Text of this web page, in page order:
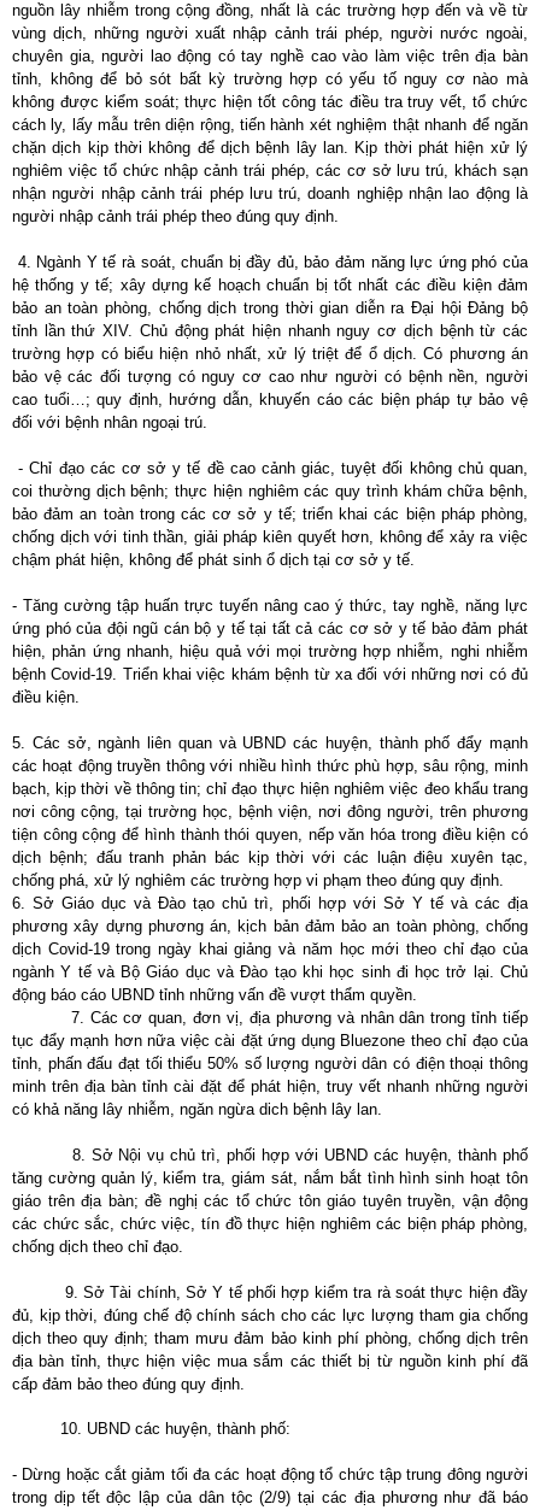
nguồn lây nhiễm trong cộng đồng, nhất là các trường hợp đến và về từ
vùng dịch, những người xuất nhập cảnh trái phép, người nước ngoài,
chuyên gia, người lao động có tay nghề cao vào làm việc trên địa bàn
tỉnh, không để bỏ sót bất kỳ trường hợp có yếu tố nguy cơ nào mà
không được kiểm soát; thực hiện tốt công tác điều tra truy vết, tổ chức
cách ly, lấy mẫu trên diện rộng, tiến hành xét nghiệm thật nhanh để ngăn
chặn dịch kịp thời không để dịch bệnh lây lan. Kịp thời phát hiện xử lý
nghiêm việc tổ chức nhập cảnh trái phép, các cơ sở lưu trú, khách sạn
nhận người nhập cảnh trái phép lưu trú, doanh nghiệp nhận lao động là
người nhập cảnh trái phép theo đúng quy định.
4. Ngành Y tế rà soát, chuẩn bị đầy đủ, bảo đảm năng lực ứng phó của
hệ thống y tế; xây dựng kế hoạch chuẩn bị tốt nhất các điều kiện đảm
bảo an toàn phòng, chống dịch trong thời gian diễn ra Đại hội Đảng bộ
tỉnh lần thứ XIV. Chủ động phát hiện nhanh nguy cơ dịch bệnh từ các
trường hợp có biểu hiện nhỏ nhất, xử lý triệt để ổ dịch. Có phương án
bảo vệ các đối tượng có nguy cơ cao như người có bệnh nền, người
cao tuổi…; quy định, hướng dẫn, khuyến cáo các biện pháp tự bảo vệ
đối với bệnh nhân ngoại trú.
- Chỉ đạo các cơ sở y tế đề cao cảnh giác, tuyệt đối không chủ quan,
coi thường dịch bệnh; thực hiện nghiêm các quy trình khám chữa bệnh,
bảo đảm an toàn trong các cơ sở y tế; triển khai các biện pháp phòng,
chống dịch với tinh thần, giải pháp kiên quyết hơn, không để xảy ra việc
chậm phát hiện, không để phát sinh ổ dịch tại cơ sở y tế.
- Tăng cường tập huấn trực tuyến nâng cao ý thức, tay nghề, năng lực
ứng phó của đội ngũ cán bộ y tế tại tất cả các cơ sở y tế bảo đảm phát
hiện, phản ứng nhanh, hiệu quả với mọi trường hợp nhiễm, nghi nhiễm
bệnh Covid-19. Triển khai việc khám bệnh từ xa đối với những nơi có đủ
điều kiện.
5. Các sở, ngành liên quan và UBND các huyện, thành phố đẩy mạnh
các hoạt động truyền thông với nhiều hình thức phù hợp, sâu rộng, minh
bạch, kịp thời về thông tin; chỉ đạo thực hiện nghiêm việc đeo khẩu trang
nơi công cộng, tại trường học, bệnh viện, nơi đông người, trên phương
tiện công cộng để hình thành thói quyen, nếp văn hóa trong điều kiện có
dịch bệnh; đấu tranh phản bác kịp thời với các luận điệu xuyên tạc,
chống phá, xử lý nghiêm các trường hợp vi phạm theo đúng quy định.
6. Sở Giáo dục và Đào tạo chủ trì, phối hợp với Sở Y tế và các địa
phương xây dựng phương án, kịch bản đảm bảo an toàn phòng, chống
dịch Covid-19 trong ngày khai giảng và năm học mới theo chỉ đạo của
ngành Y tế và Bộ Giáo dục và Đào tạo khi học sinh đi học trở lại. Chủ
động báo cáo UBND tỉnh những vấn đề vượt thẩm quyền.
7. Các cơ quan, đơn vị, địa phương và nhân dân trong tỉnh tiếp
tục đẩy mạnh hơn nữa việc cài đặt ứng dụng Bluezone theo chỉ đạo của
tỉnh, phấn đấu đạt tối thiểu 50% số lượng người dân có điện thoại thông
minh trên địa bàn tỉnh cài đặt để phát hiện, truy vết nhanh những người
có khả năng lây nhiễm, ngăn ngừa dich bệnh lây lan.
8. Sở Nội vụ chủ trì, phối hợp với UBND các huyện, thành phố
tăng cường quản lý, kiểm tra, giám sát, nắm bắt tình hình sinh hoạt tôn
giáo trên địa bàn; đề nghị các tổ chức tôn giáo tuyên truyền, vận động
các chức sắc, chức việc, tín đồ thực hiện nghiêm các biện pháp phòng,
chống dịch theo chỉ đạo.
9. Sở Tài chính, Sở Y tế phối hợp kiểm tra rà soát thực hiện đầy
đủ, kịp thời, đúng chế độ chính sách cho các lực lượng tham gia chống
dịch theo quy định; tham mưu đảm bảo kinh phí phòng, chống dịch trên
địa bàn tỉnh, thực hiện việc mua sắm các thiết bị từ nguồn kinh phí đã
cấp đảm bảo theo đúng quy định.
10. UBND các huyện, thành phố:
- Dừng hoặc cắt giảm tối đa các hoạt động tổ chức tập trung đông người
trong dịp tết độc lập của dân tộc (2/9) tại các địa phương như đã báo